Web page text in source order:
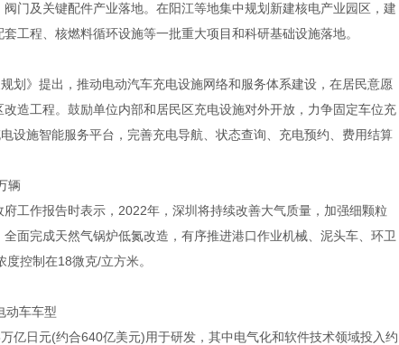
门及关键配件产业落地。在阳江等地集中规划新建核电产业园区，建
工程、核燃料循环设施等一批重大项目和科研基础设施落地。
》提出，推动电动汽车充电设施网络和服务体系建设，在居民意愿
造工程。鼓励单位内部和居民区充电设施对外开放，力争固定车位充
设施智能服务平台，完善充电导航、状态查询、充电预约、费用结算
辆
作报告时表示，2022年，深圳将持续改善大气质量，加强细颗粒
面完成天然气锅炉低氮改造，有序推进港口作业机械、泥头车、环卫
控制在18微克/立方米。
车车型
日元(约合640亿美元)用于研发，其中电气化和软件技术领域投入约